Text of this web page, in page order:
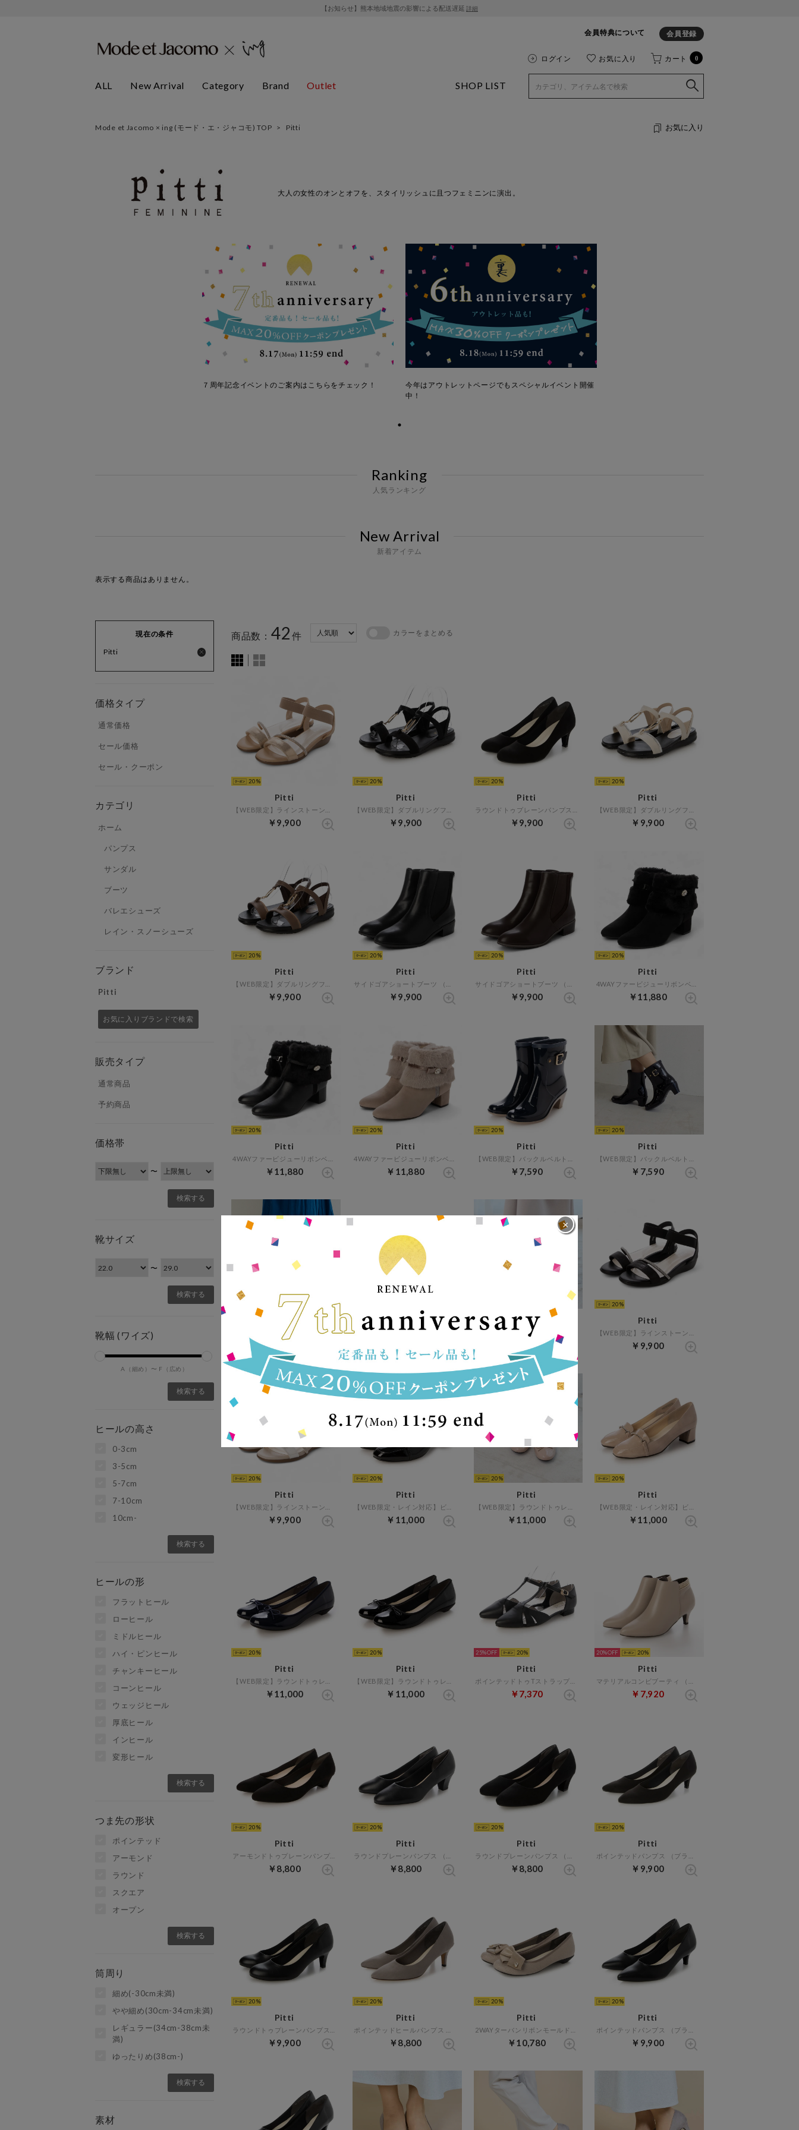
【お知らせ】熊本地域地震の影響による配送遅延 詳細
会員特典について 会員登録
ログイン お気に入り カート 0
ALL New Arrival Category Brand Outlet SHOP LIST
Mode et Jacomo × ing (モード・エ・ジャコモ) TOP > Pitti お気に入り
大人の女性のオンとオフを、スタイリッシュに且つフェミニンに演出。
７周年記念イベントのご案内はこちらをチェック！
今年はアウトレットページでもスペシャルイベント開催
中！
Ranking
人気ランキング
New Arrival
新着アイテム
表示する商品はありません。
現在の条件
Pitti
価格タイプ
通常価格
セール価格
セール・クーポン
カテゴリ
ホーム
パンプス
サンダル
ブーツ
バレエシューズ
レイン・スノーシューズ
ブランド
Pitti
お気に入りブランドで検索
販売タイプ
通常商品
予約商品
価格帯
〜
靴サイズ
〜
靴幅 (ワイズ)
A（細め）〜 F（広め）
ヒールの高さ
0-3cm
3-5cm
5-7cm
7-10cm
10cm-
ヒールの形
フラットヒール
ローヒール
ミドルヒール
ハイ・ピンヒール
チャンキーヒール
コーンヒール
ウェッジヒール
厚底ヒール
インヒール
変形ヒール
つま先の形状
ポインテッド
アーモンド
ラウンド
スクエア
オープン
筒周り
細め(-30cm未満)
やや細め(30cm-34cm未満)
レギュラー(34cm-38cm未
満)
ゆったりめ(38cm-)
素材
商品数： 42 件 カラーをまとめる
20
Pitti
￥9,900
20
Pitti
￥9,900
20
Pitti
￥9,900
20
Pitti
￥9,900
20
Pitti
￥9,900
20
Pitti
￥9,900
20
Pitti
￥9,900
20
Pitti
￥11,880
20
Pitti
￥11,880
20
Pitti
￥11,880
20
Pitti
￥7,590
20
Pitti
￥7,590
Pitti
【WEB限定】バックルベルトレインショートブーツ （オーク）
￥7,590
Pitti Pitti
￥7,920
20
Pitti
￥9,900
20
Pitti
￥9,900
20
Pitti
￥11,000
20
Pitti
￥11,000
20
Pitti
￥11,000
20
Pitti
￥11,000
20
Pitti
￥11,000
25% 20
Pitti
￥7,370
20% 20
Pitti
￥7,920
20
Pitti
￥8,800
20
Pitti
￥8,800
20
Pitti
￥8,800
20
Pitti
￥9,900
20
Pitti
￥9,900
20
Pitti
￥8,800
20
Pitti
￥10,780
20
Pitti
￥9,900
×